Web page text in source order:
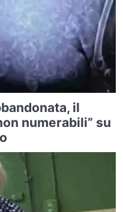
il
numerabili” su